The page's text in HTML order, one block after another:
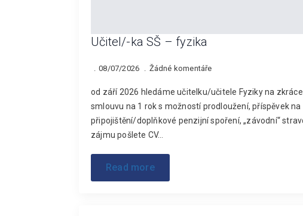
Učitel/-ka SŠ – fyzika
08/07/2026 Žádné komentáře
od září 2026 hledáme učitelku/učitele Fyziky na
smlouvu na 1 rok s možností prodloužení, příspěvek
připojištění/doplňkové penzijní spoření, „závodní“
zájmu pošlete CV…
Read more